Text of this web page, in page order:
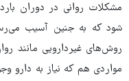
مشکلات روانی در دوران
شود که به جنین آسیب
روش‌های غیردارویی مانند
مواردی هم که نیاز به دارو